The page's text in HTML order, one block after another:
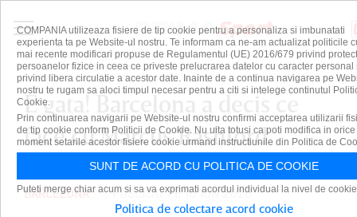
E gata! Barcelona a decis ce
face cu Marcus Rashford
BARCELONA PUBLICAT PE 10 IUN 2026
COMPANIA utilizeaza fisiere de tip cookie pentru a personaliza si imbunatati
experienta ta pe Website-ul nostru. Te informam ca ne-am actualizat politicile
mai recente modificari propuse de Regulamentul (UE) 2016/679 privind
persoanelor fizice in ceea ce priveste prelucrarea datelor cu caracter personal
privind libera circulatie a acestor date. Inainte de a continua navigarea pe
nostru te rugam sa aloci timpul necesar pentru a citi si intelege continutul
Cookie.
Prin continuarea navigarii pe Website-ul nostru confirmi acceptarea utilizarii
de tip cookie conform Politicii de Cookie. Nu uita totusi ca poti modifica in orice
moment setarile acestor fisiere cookie urmand instructiunile din Politica de
SUNT DE ACORD CU POLITICA DE COOKIE
Puteti merge chiar acum si sa va exprimati acordul individual la nivel de
Politica de colectare acord cookie